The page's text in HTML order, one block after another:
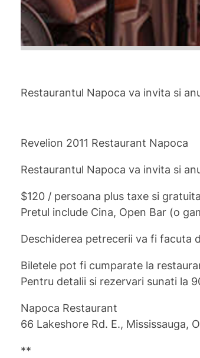
Restaurantul Napoca va invita si
Revelion 2011 Restaurant Napoca
Restaurantul Napoca va invita si
$120 / persoana plus taxe si
Pretul include Cina, Open Bar (o
Deschiderea petrecerii va fi facuta
Biletele pot fi cumparate la
Pentru detalii si rezervari sunati la
Napoca Restaurant
66 Lakeshore Rd. E., Mississauga,
**